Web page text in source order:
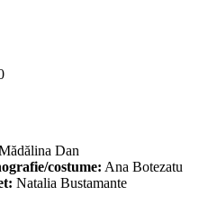
Dan
costume: Ana Botezatu
Natalia Bustamante